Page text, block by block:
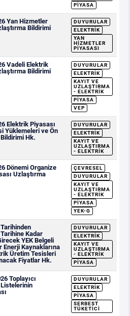
PIYASA
Yan Hizmetler
Bildirimi
DUYURULAR
ELEKTRIK
YAN
HIZMETLER
PIYASASI
Vadeli Elektrik
Bildirimi
DUYURULAR
ELEKTRIK
KAYIT VE
UZLAŞTIRMA
- ELEKTRIK
PIYASA
VEP
Elektrik Piyasası
Yüklemeleri ve Ön
Hk.
DUYURULAR
ELEKTRIK
KAYIT VE
UZLAŞTIRMA
- ELEKTRIK
Dönemi Organize
Uzlaştırma
ÇEVRESEL
DUYURULAR
KAYIT VE
UZLAŞTIRMA
- ELEKTRIK
PIYASA
YEK-G
Kadar
YEK Belgeli
Enerji Kaynaklarına
Üretim Tesisleri
Fiyatlar Hk.
DUYURULAR
ELEKTRIK
KAYIT VE
UZLAŞTIRMA
- ELEKTRIK
PIYASA
Toplayıcı
DUYURULAR
ELEKTRIK
PIYASA
SERBEST
TÜKETICI